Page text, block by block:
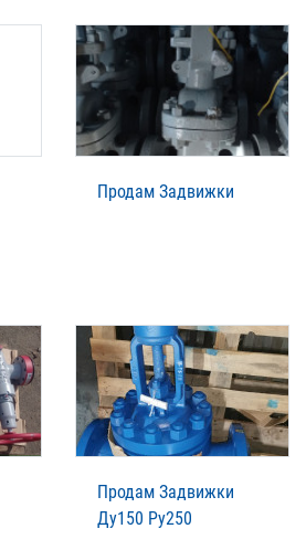
Продам Задвижки
Продам Задвижки
Ду150 Ру250